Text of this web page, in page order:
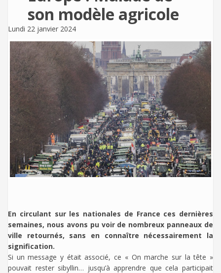
son modèle agricole
Lundi 22 janvier 2024
En circulant sur les nationales de France ces dernières
semaines, nous avons pu voir de nombreux panneaux de
ville retournés, sans en connaître nécessairement la
signification.
Si un message y était associé, ce « On marche sur la tête »
pouvait rester sibyllin… jusqu’à apprendre que cela participait